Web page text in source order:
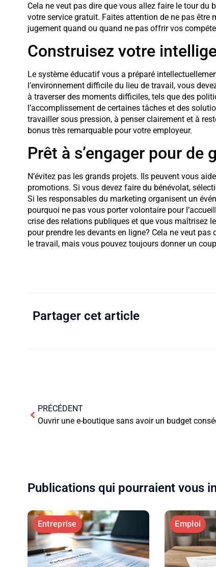
Cela ne veut pas dire que vous allez faire le tour
votre service gratuit. Faites attention de ne pas
jugement quand ou quand ne pas offrir vos
Construisez votre
Le système éducatif vous a préparé
l’environnement difficile du lieu de travail, vous
à traverser des moments difficiles, tels que des
l’accomplissement de certaines tâches et des
travailler sous pression, à penser clairement et à
bonus très remarquable pour votre employeur.
Prêt à s’engager pour de
N’évitez pas les grands projets. Ils peuvent vous
promotions. Si vous devez faire du bénévolat,
Si les responsables du marketing organisent un
pourquoi ne pas vous porter volontaire pour
crise des relations publiques et que vous maîtrisez
pour prendre les devants en ligne? Cela ne veut
le travail, mais vous pouvez toujours donner un
Partager cet article
PRÉCÉDENT
Publications qui pourraient vous
Entreprise Emploi